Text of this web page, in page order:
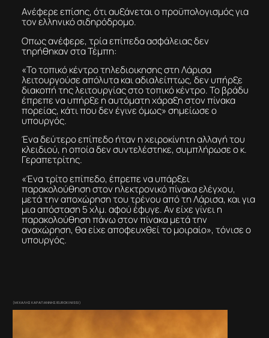
Ανέφερε επίσης, ότι αυξάνεται ο προϋπολογισμός για
τον ελληνικό σιδηρόδρομο.
Οπως ανέφερε, τρία επίπεδα ασφάλειας δεν
τηρήθηκαν στα Τέμπη:
«Το τοπικό κέντρο τηλεδιοικησης στη Λάρισα
λειτουργούσε απόλυτα και αδιαλείπτως, δεν υπήρξε
διακοπή της λειτουργίας στο τοπικό κέντρο. Το βράδυ
έπρεπε να υπήρξε η αυτόματη χάραξη στον πίνακα
πορείας, κάτι που δεν έγινε όμως» σημείωσε ο
υπουργός.
Ένα δεύτερο επίπεδο ήταν η χειροκίνητη αλλαγή του
κλειδιού, η οποία δεν συντελέστηκε, συμπλήρωσε ο κ.
Γεραπετρίτης.
«Ένα τρίτο επίπεδο, έπρεπε να υπάρξει
παρακολούθηση στον ηλεκτρονικό πίνακα ελέγχου,
μετά την αποχώρηση του τρένου από τη Λάρισα, και για
μια απόσταση 5 χλμ. αφού έφυγε. Αν είχε γίνει η
παρακολούθηση πάνω στον πίνακα μετά την
αναχώρηση, θα είχε αποφευχθεί το μοιραίο», τόνισε ο
υπουργός.
(ΜΙΧΑΛΗΣ ΚΑΡΑΓΙΑΝΝΗΣ/EUROKINISSI)